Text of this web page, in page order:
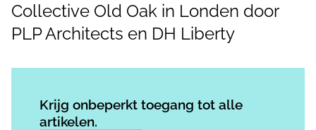
Collective Old Oak in Londen door
PLP Architects en DH Liberty
Krijg onbeperkt toegang tot alle
artikelen.